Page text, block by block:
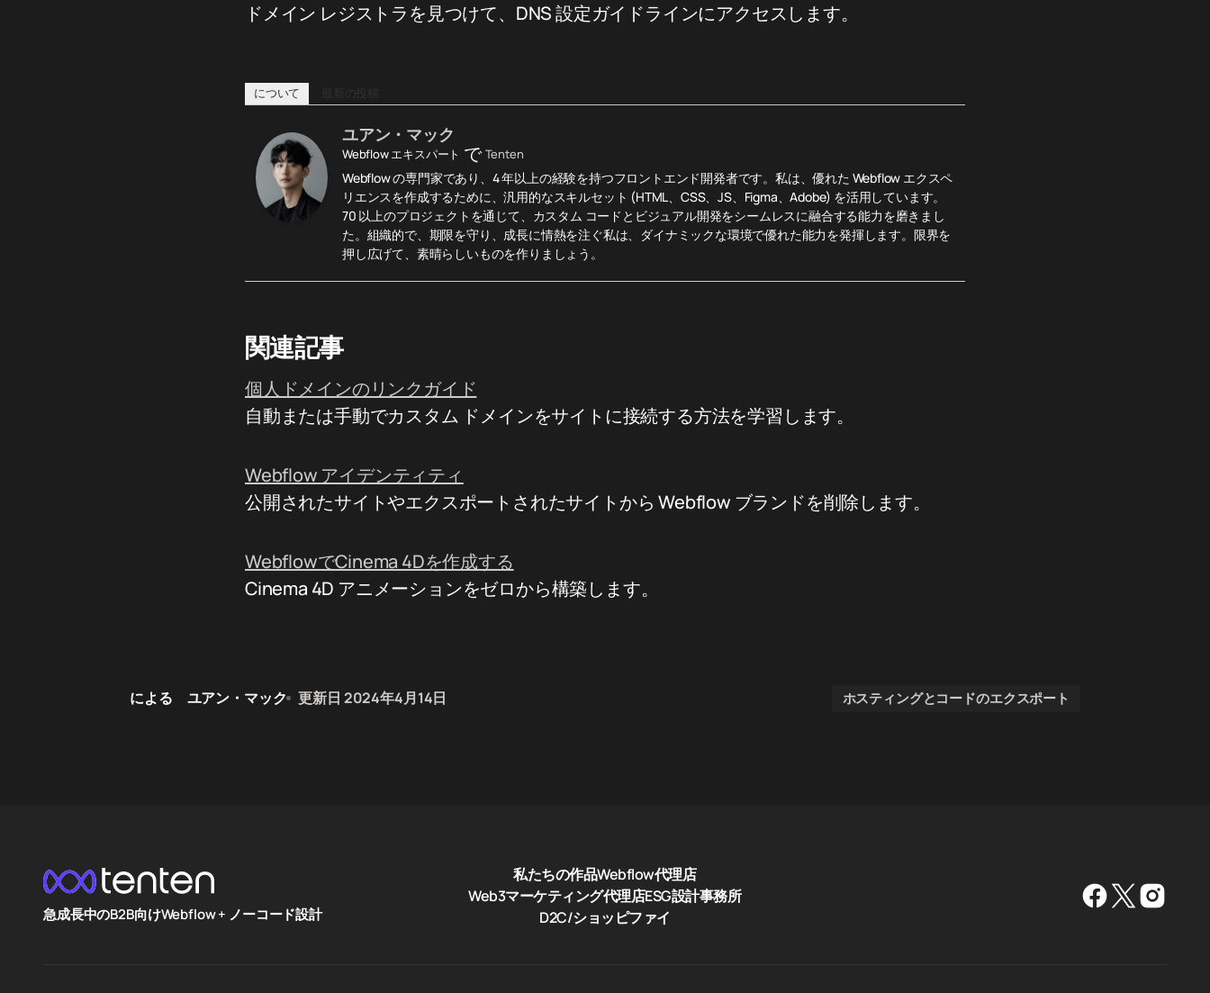
ドメイン レジストラを見つけて、DNS 設定ガイドラインにアクセスします。
について 最新の投稿
ユアン・マック
Webflow エキスパート でTenten
Webflow の専門家であり、4 年以上の経験を持つフロントエンド開発者です。私は、優れた Webflow エクスペ
リエンスを作成するために、汎用的なスキルセット (HTML、CSS、JS、Figma、Adobe) を活用しています。
70 以上のプロジェクトを通じて、カスタム コードとビジュアル開発をシームレスに融合する能力を磨きまし
た。組織的で、期限を守り、成長に情熱を注ぐ私は、ダイナミックな環境で優れた能力を発揮します。限界を
押し広げて、素晴らしいものを作りましょう。
関連記事
個人ドメインのリンクガイド
自動または手動でカスタム ドメインをサイトに接続する方法を学習します。
Webflow アイデンティティ
公開されたサイトやエクスポートされたサイトから Webflow ブランドを削除します。
WebflowでCinema 4Dを作成する
Cinema 4D アニメーションをゼロから構築します。
による ユアン・マック 更新日 2024年4月14日 ホスティングとコードのエクスポート
急成長中のB2B向けWebflow + ノーコード設計
私たちの作品Webflow代理店
Web3マーケティング代理店ESG設計事務所
D2C/ショッピファイ